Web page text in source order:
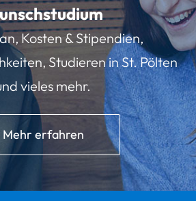
Kosten & Stipendien,
Studieren in St. Pölten
vieles mehr.
Mehr erfahren